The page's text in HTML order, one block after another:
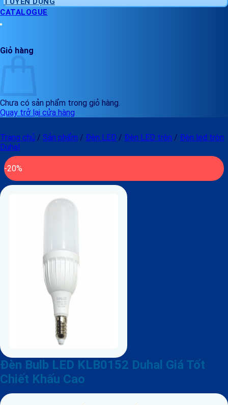
CATALOGUE
Giỏ hàng
Chưa có sản phẩm trong giỏ hàng.
Quay trở lại cửa hàng
Trang chủ / Sản phẩm / Đèn LED / Đèn LED tròn / Đèn led tròn
Duhal
-20%
Đèn Bulb LED KLB0152 Duhal Giá Tốt
Chiết Khấu Cao